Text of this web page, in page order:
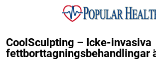
Popular
CoolSculpting – Icke-invasiva
fettborttagningsbehandlingar